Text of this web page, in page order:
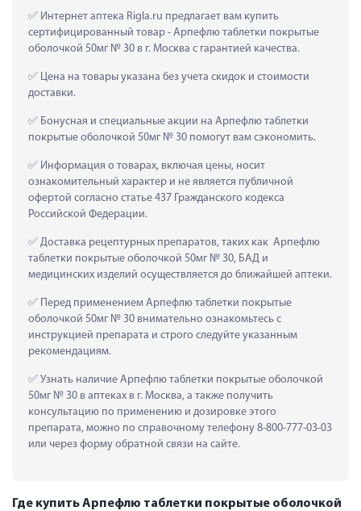
Интернет аптека Rigla.ru предлагает вам купить
сертифицированный товар - Арпефлю таблетки покрытые
оболочкой 50мг № 30 в г. Москва с гарантией качества.
Цена на товары указана без учета скидок и стоимости
доставки.
Бонусная и специальные акции на Арпефлю таблетки
покрытые оболочкой 50мг № 30 помогут вам сэкономить.
Информация о товарах, включая цены, носит
ознакомительный характер и не является публичной
офертой согласно статье 437 Гражданского кодекса
Российской Федерации.
Доставка рецептурных препаратов, таких как  Арпефлю
таблетки покрытые оболочкой 50мг № 30, БАД и
медицинских изделий осуществляется до ближайшей аптеки.
Перед применением Арпефлю таблетки покрытые
оболочкой 50мг № 30 внимательно ознакомьтесь с
инструкцией препарата и строго следуйте указанным
рекомендациям.
Узнать наличие Арпефлю таблетки покрытые оболочкой
50мг № 30 в аптеках в г. Москва, а также получить
консультацию по применению и дозировке этого
препарата, можно по справочному телефону 8-800-777-03-03
или через форму обратной связи на сайте.
Где купить Арпефлю таблетки покрытые оболочкой